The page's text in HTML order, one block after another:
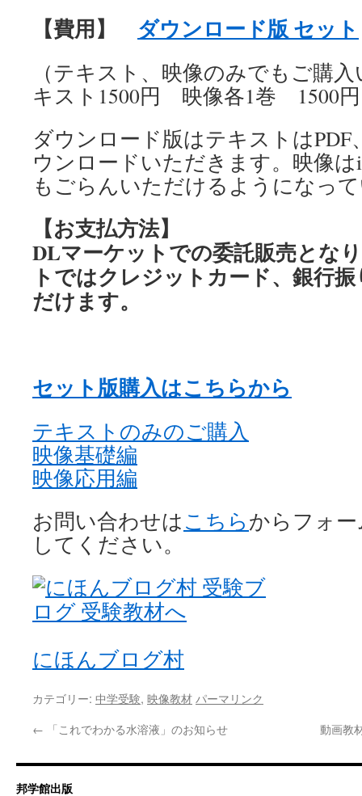
【費用】 ダウンロード版 セット
（テキスト、映像のみでもご購
キスト1500円 映像各1巻 1500
ダウンロード版はテキストはPDF
ウンロードいただきます。映像は
もごらんいただけるようになっ
【お支払方法】
DLマーケットでの委託販売とな
トではクレジットカード、銀行
だけます。
セット版購入はこちらから
テキストのみのご購入
映像基礎編
映像応用編
お問い合わせはこちらからフォ
してください。
にほんブログ村
カテゴリー: 中学受験, 映像教材 パーマリンク
← 「これでわかる水溶液」のお知らせ 動画教
邦学館出版